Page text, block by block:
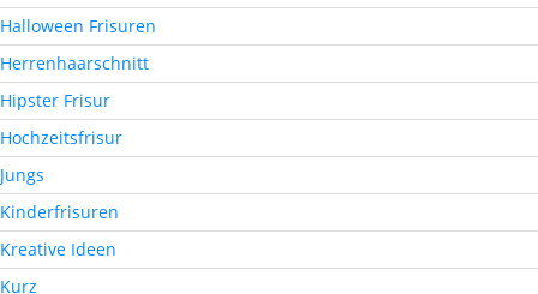
Halloween Frisuren
Herrenhaarschnitt
Hipster Frisur
Hochzeitsfrisur
Jungs
Kinderfrisuren
Kreative Ideen
Kurz